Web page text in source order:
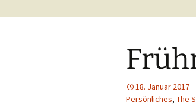
18. Januar 2017
Persönliches, The